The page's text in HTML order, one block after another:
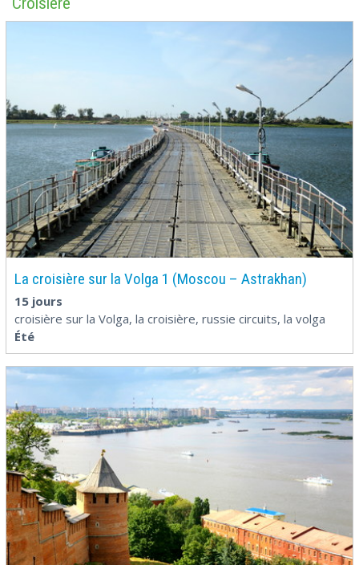
La croisière sur la Volga 1 (Moscou – Astrakhan)
15 jours
croisière sur la Volga, la croisière, russie circuits, la volga
Été